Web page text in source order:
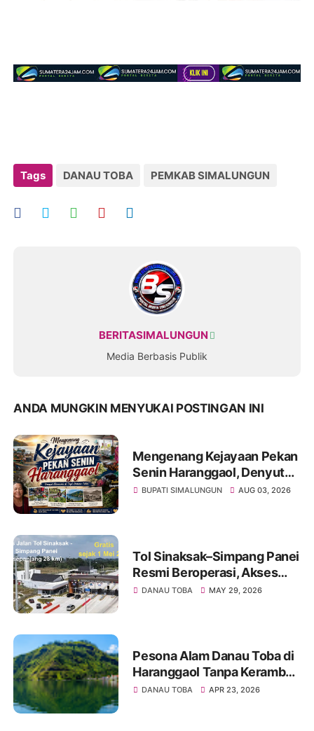
Tags DANAU TOBA PEMKAB SIMALUNGUN
BERITASIMALUNGUN
Media Berbasis Publik
ANDA MUNGKIN MENYUKAI POSTINGAN INI
Mengenang Kejayaan Pekan
Senin Haranggaol, Denyut
Ekonomi di Tepi Danau Toba
BUPATI SIMALUNGUN AUG 03, 2026
Tol Sinaksak–Simpang Panei
Resmi Beroperasi, Akses
Menuju Danau Toba Kini
DANAU TOBA MAY 29, 2026
Pesona Alam Danau Toba di
Haranggaol Tanpa Keramba
Jaring Apung, Indah
DANAU TOBA APR 23, 2026